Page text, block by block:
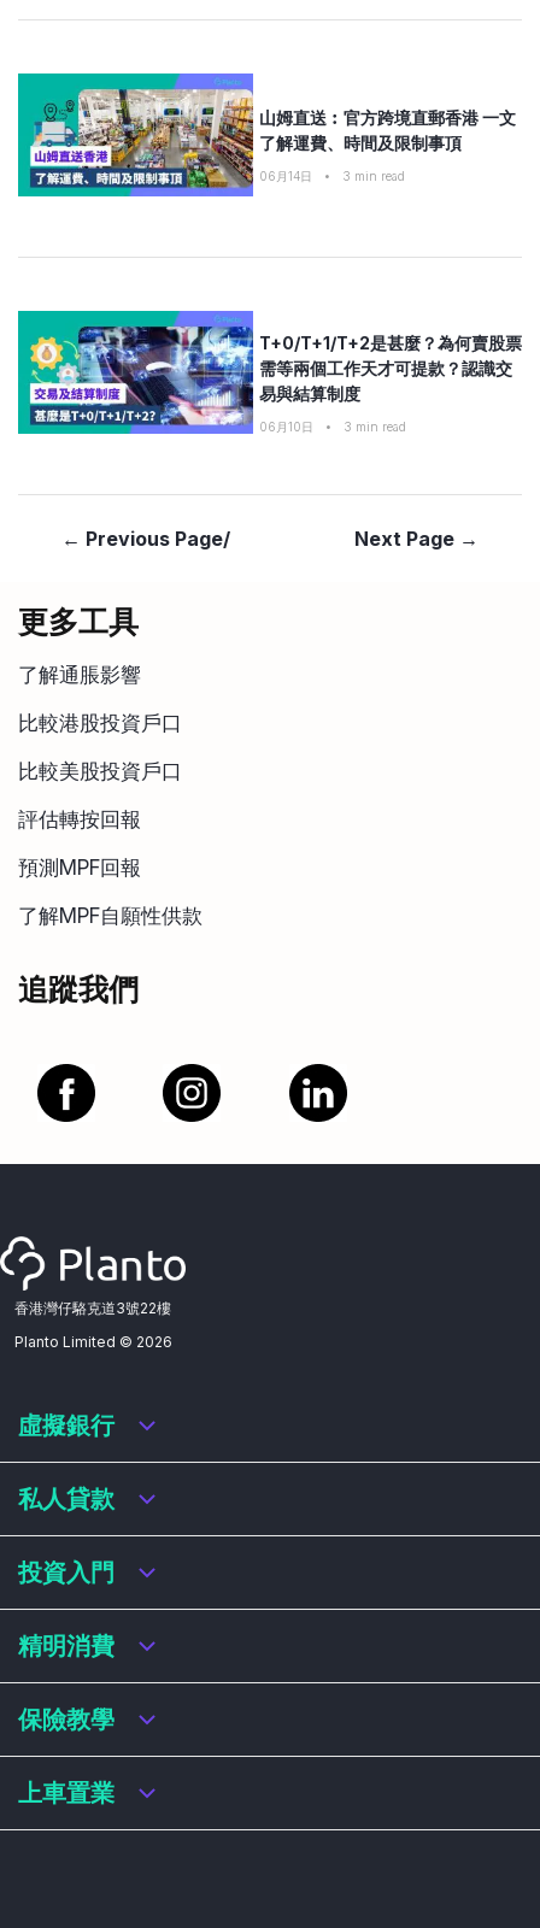
山姆直送︰官方跨境直郵香港 一文
了解運費、時間及限制事頂
06月14日 • 3 min read
T+0/T+1/T+2是甚麼？為何賣股票
需等兩個工作天才可提款？認識交
易與結算制度
06月10日 • 3 min read
← Previous Page/ Next Page →
更多工具
了解通脹影響
比較港股投資戶口
比較美股投資戶口
評估轉按回報
預測MPF回報
了解MPF自願性供款
追蹤我們
香港灣仔駱克道3號22樓
Planto Limited © 2026
虛擬銀行
虛擬銀行迎新優惠
虛擬銀行存款利率比較
虛擬銀行銀扣賬卡 / 信用卡
虛擬銀行貸款
私人貸款
私人貸款年利率比較
網上即批貸款
結餘轉戶
稅務貸款
財務公司貸款
投資入門
港股戶口收費及迎新優惠
基金平台比較
買加密貨幣教學
精明消費
網購信用卡
飛行里數信用卡
學生信用卡
保險教學
買保險基本概念
上車置業